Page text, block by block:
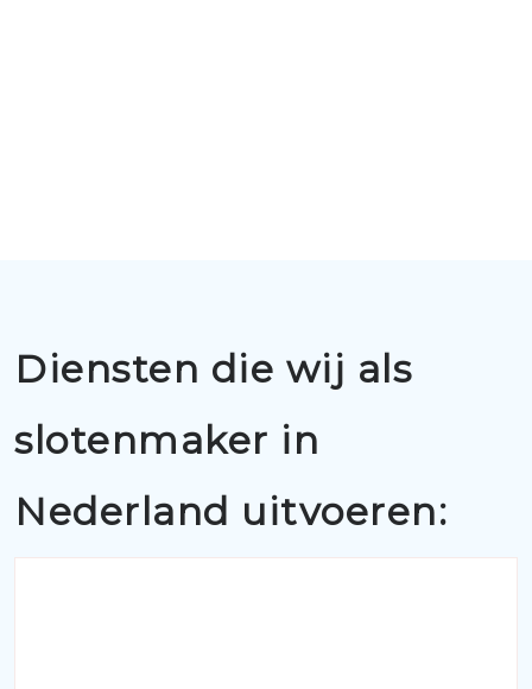
Diensten die wij als
slotenmaker in
Nederland uitvoeren: